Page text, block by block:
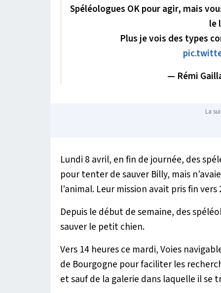
Spéléologues OK pour agir, mais
le
Plus je vois des types
— Rémi
La
Lundi 8 avril, en fin de journée, des
pour tenter de sauver Billy, mais
l’animal. Leur mission avait pris fin vers
Depuis le début de semaine, des
sauver le petit chien.
Vers 14 heures ce mardi, Voies
de Bourgogne pour faciliter les
et sauf de la galerie dans laquelle il se